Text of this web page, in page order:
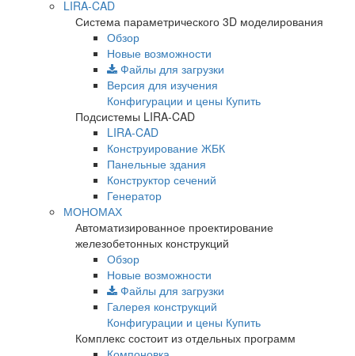
LIRA-CAD
Система параметрического 3D моделирования
Обзор
Новые возможности
Файлы для загрузки
Версия для изучения
Конфигурации и цены Купить
Подсистемы LIRA-CAD
LIRA-CAD
Конструирование ЖБК
Панельные здания
Конструктор сечений
Генератор
МОНОМАХ
Автоматизированное проектирование
железобетонных конструкций
Обзор
Новые возможности
Файлы для загрузки
Галерея конструкций
Конфигурации и цены Купить
Комплекс состоит из отдельных программ